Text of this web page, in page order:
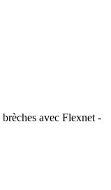
avec Flexnet -